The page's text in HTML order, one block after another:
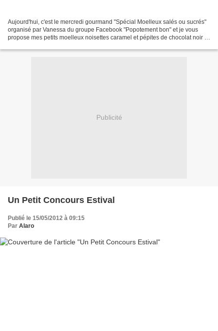
Aujourd'hui, c'est le mercredi gourmand "Spécial Moelleux salés ou sucrés"
organisé par Vanessa du groupe Facebook "Popotement bon" et je vous
propose mes petits moelleux noisettes caramel et pépites de chocolat noir :
Publicité
Un Petit Concours Estival
Publié le 15/05/2012 à 09:15
Par Alaro